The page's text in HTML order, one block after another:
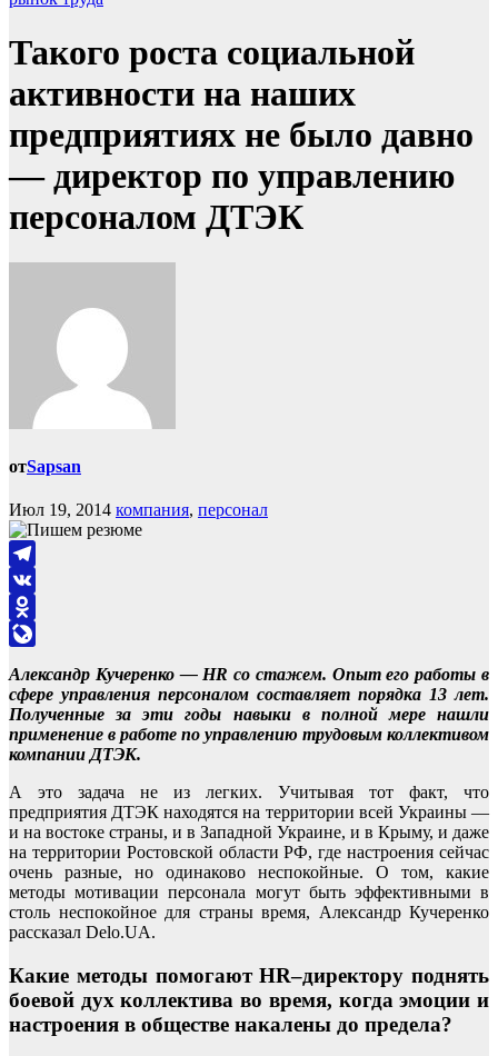
Такого роста социальной
активности на наших
предприятиях не было давно
— директор по управлению
персоналом ДТЭК
отSapsan
Июл 19, 2014 компания, персонал
Telegram
VK
Odnoklassniki
Александр Кучеренко — HR со стажем. Опыт его работы в
сфере управления персоналом составляет порядка 13 лет.
Полученные за эти годы навыки в полной мере нашли
применение в работе по управлению трудовым коллективом
компании ДТЭК.
А это задача не из легких. Учитывая тот факт, что
предприятия ДТЭК находятся на территории всей Украины —
и на востоке страны, и в Западной Украине, и в Крыму, и даже
на территории Ростовской области РФ, где настроения сейчас
очень разные, но одинаково неспокойные. О том, какие
методы мотивации персонала могут быть эффективными в
столь неспокойное для страны время, Александр Кучеренко
рассказал Delo.UA.
Какие методы помогают HR–директору поднять
боевой дух коллектива во время, когда эмоции и
настроения в обществе накалены до предела?